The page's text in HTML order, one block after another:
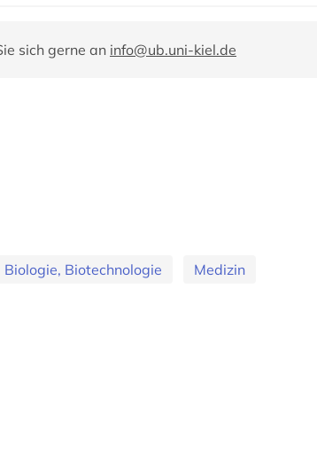
sich gerne an info@ub.uni-kiel.de
Biologie, Biotechnologie Medizin